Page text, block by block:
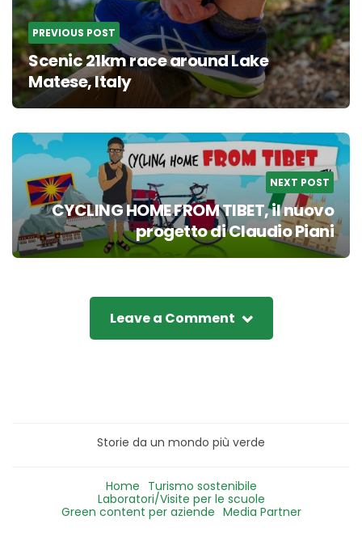
PREVIOUS POST
Scenic 21km race around Lake
Matese, Italy
NEXT POST
CYCLING HOME FROM TIBET, il nuovo
progetto di Claudio Piani
Leave a Comment
Storie da un mondo più verde
Home Turismo sostenibile
Laboratori/Visite per le scuole
Green content per aziende Media Partner